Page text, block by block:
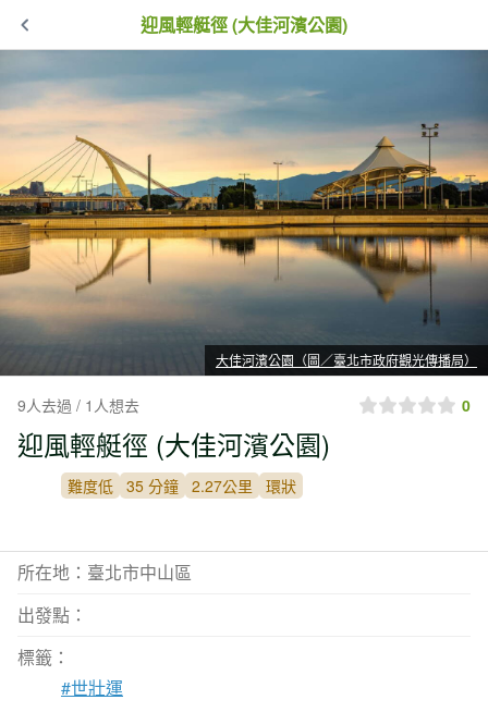
迎風輕艇徑 (大佳河濱公園)
大佳河濱公園（圖／臺北市政府觀光傳播局）
9人去過 / 1人想去 0
迎風輕艇徑 (大佳河濱公園)
難度低 35 分鐘 2.27公里 環狀
所在地：臺北市中山區
出發點：
標籤：
#世壯運